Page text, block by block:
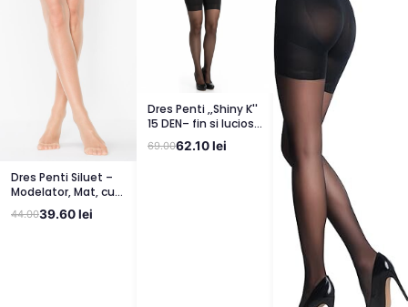
Dres Penti Siluet –
Modelator, Mat, cu
Corset, Light Nude
44.0039.60 lei
Dres Penti ,,Shiny K''
15 DEN– fin si lucios,
clin din bumbac,
bronz
69.0062.10 lei